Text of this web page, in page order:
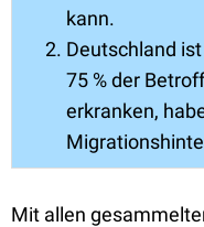
kann.
Deutschland
75 % der
erkranken,
Mit allen